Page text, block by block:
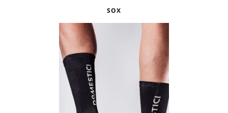
SOX